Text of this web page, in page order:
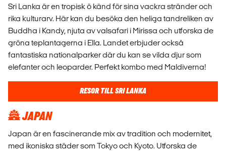
Sri Lanka är en tropisk ö känd för sina vackra stränder och
rika kulturarv. Här kan du besöka den heliga tandreliken av
Buddha i Kandy, njuta av valsafari i Mirissa och utforska de
gröna teplantagerna i Ella. Landet erbjuder också
fantastiska nationalparker där du kan se vilda djur som
elefanter och leoparder. Perfekt kombo med Maldiverna!
RESOR TILL SRI LANKA
🏯 JAPAN
Japan är en fascinerande mix av tradition och modernitet,
med ikoniska städer som Tokyo och Kyoto. Utforska de